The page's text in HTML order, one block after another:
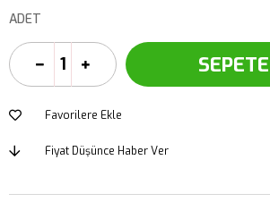
ADET
Favorilere Ekle
Fiyat Düşünce Haber Ver